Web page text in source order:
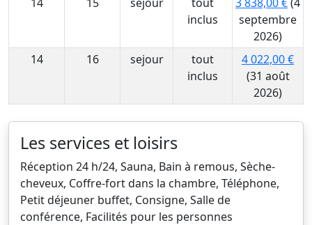
inclus
septembre
2026)
14
16 sejour
tout
inclus
4 022,00 €
(31 août
2026)
Les services et loisirs
Réception 24 h/24, Sauna, Bain à remous, Sèche-
cheveux, Coffre-fort dans la chambre, Téléphone,
Petit déjeuner buffet, Consigne, Salle de
conférence, Facilités pour les personnes